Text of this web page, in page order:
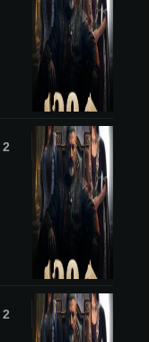
2 - 6
2 - 7